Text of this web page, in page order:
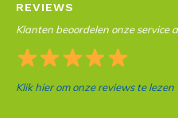
REVIEWS
Klanten beoordelen onze service
Klik hier om onze reviews te lezen